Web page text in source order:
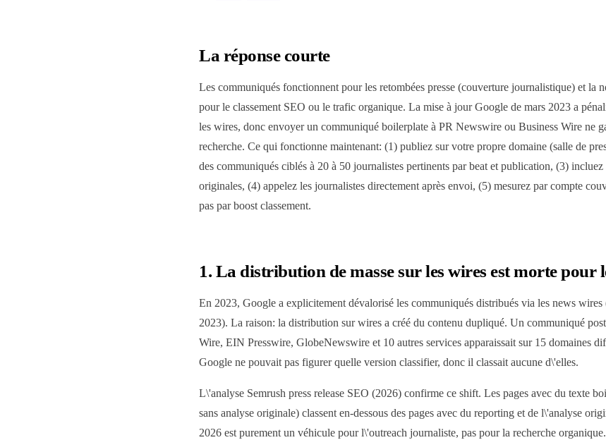
La réponse courte
Les communiqués fonctionnent pour les retombées presse (couverture journalistique) et la
pour le classement SEO ou le trafic organique. La mise à jour Google de mars 2023 a
les wires, donc envoyer un communiqué boilerplate à PR Newswire ou Business Wire ne
recherche. Ce qui fonctionne maintenant: (1) publiez sur votre propre domaine (salle de
des communiqués ciblés à 20 à 50 journalistes pertinents par beat et publication, (3) incluez
originales, (4) appelez les journalistes directement après envoi, (5) mesurez par compte
pas par boost classement.
1. La distribution de masse sur les wires est morte pour
En 2023, Google a explicitement dévalorisé les communiqués distribués via les news
2023). La raison: la distribution sur wires a créé du contenu dupliqué. Un communiqué
Wire, EIN Presswire, GlobeNewswire et 10 autres services apparaissait sur 15 domaines
Google ne pouvait pas figurer quelle version classifier, donc il classait aucune d\'elles.
L\'analyse Semrush press release SEO (2026) confirme ce shift. Les pages avec du texte
sans analyse originale) classent en-dessous des pages avec du reporting et de l\'analyse
2026 est purement un véhicule pour l\'outreach journaliste, pas pour la recherche organique.